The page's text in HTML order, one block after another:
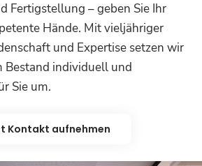
Fertigstellung – geben Sie Ihr
Hände. Mit vieljähriger
und Expertise setzen wir
Bestand individuell und
Sie um.
Kontakt aufnehmen